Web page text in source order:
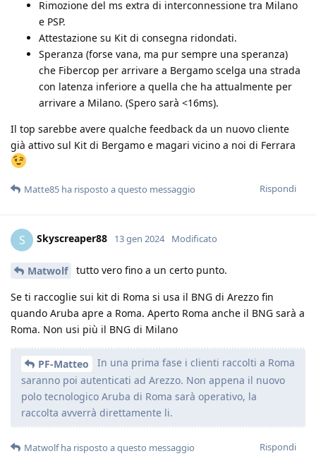
Rimozione del ms extra di interconnessione tra Milano
e PSP.
Attestazione su Kit di consegna ridondati.
Speranza (forse vana, ma pur sempre una speranza)
che Fibercop per arrivare a Bergamo scelga una strada
con latenza inferiore a quella che ha attualmente per
arrivare a Milano. (Spero sarà <16ms).
Il top sarebbe avere qualche feedback da un nuovo cliente
già attivo sul Kit di Bergamo e magari vicino a noi di Ferrara
Rispondi
Matte85 ha risposto a questo messaggio
S Skyscreaper88 13 gen 2024 Modificato
Matwolf tutto vero fino a un certo punto.
Se ti raccoglie sui kit di Roma si usa il BNG di Arezzo fin
quando Aruba apre a Roma. Aperto Roma anche il BNG sarà a
Roma. Non usi più il BNG di Milano
PF-Matteo
In una prima fase i clienti raccolti a Roma
saranno poi autenticati ad Arezzo. Non appena il nuovo
polo tecnologico Aruba di Roma sarà operativo, la
raccolta avverrà direttamente li.
Rispondi
Matwolfha risposto a questo messaggio